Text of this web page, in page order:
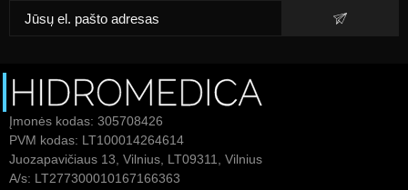
Įmonės kodas: 305708426
PVM kodas: LT100014264614
Juozapavičiaus 13, Vilnius, LT09311, Vilnius
A/s: LT277300010167166363